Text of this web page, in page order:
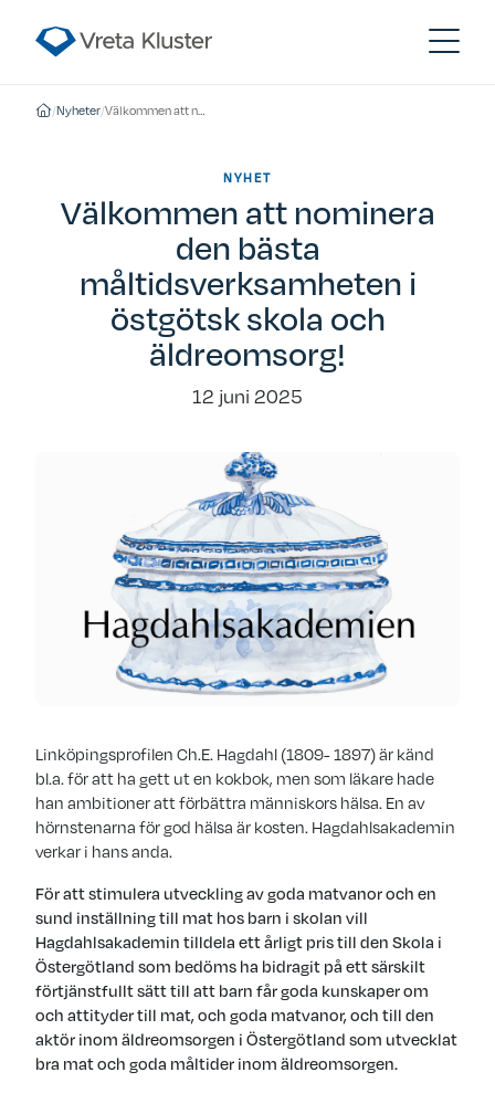
/Nyheter/ Välkommen att nominera den bästa måltidsverksamheten i östgötsk skola och äldreomsorg!
NYHET
Välkommen att nominera
den bästa
måltidsverksamheten i
östgötsk skola och
äldreomsorg!
12 juni 2025
Linköpingsprofilen Ch.E. Hagdahl (1809- 1897) är känd
bl.a. för att ha gett ut en kokbok, men som läkare hade
han ambitioner att förbättra människors hälsa. En av
hörnstenarna för god hälsa är kosten. Hagdahlsakademin
verkar i hans anda.
För att stimulera utveckling av goda matvanor och en
sund inställning till mat hos barn i skolan vill
Hagdahlsakademin tilldela ett årligt pris till den Skola i
Östergötland som bedöms ha bidragit på ett särskilt
förtjänstfullt sätt till att barn får goda kunskaper om
och attityder till mat, och goda matvanor, och till den
aktör inom äldreomsorgen i Östergötland som utvecklat
bra mat och goda måltider inom äldreomsorgen.